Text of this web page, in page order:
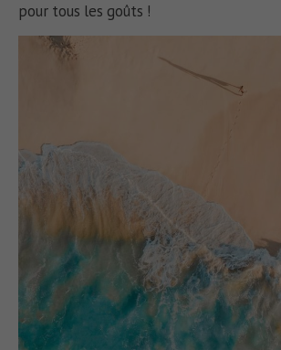
pour tous les goûts !